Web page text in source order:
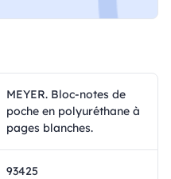
MEYER. Bloc-notes de
poche en polyuréthane à
pages blanches.
93425